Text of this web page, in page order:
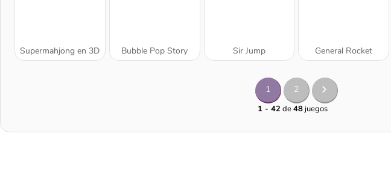
Supermahjong en 3D Bubble Pop Story Sir Jump General Rocket
1 2
1 - 42de48juegos